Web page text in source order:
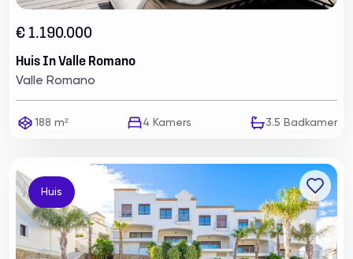
€ 1.190.000
Huis In Valle Romano
Valle Romano
188 m² 4 Kamers 3.5 Badkamer
Huis